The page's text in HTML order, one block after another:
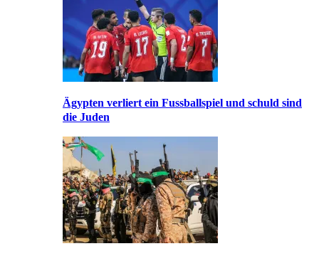
Ägypten verliert ein Fussballspiel und schuld sind
die Juden